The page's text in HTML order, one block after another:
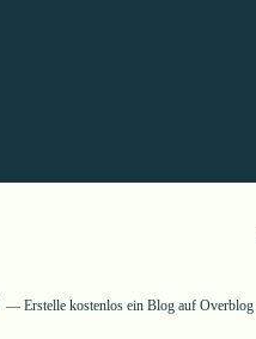
Erstelle kostenlos ein Blog auf Overblog